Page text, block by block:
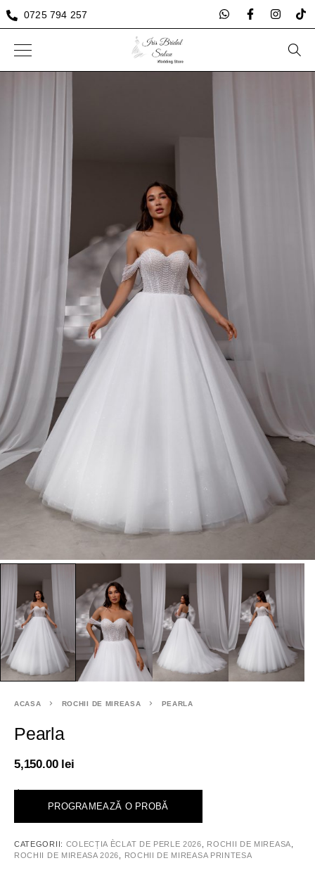
0725 794 257
ACASA ROCHII DE MIREASA PEARLA
Pearla
5,150.00 lei
<
PROGRAMEAZĂ O PROBĂ
CATEGORII: COLECȚIA ÈCLAT DE PERLE 2026 ROCHII DE MIREASA
ROCHII DE MIREASA 2026
ROCHII DE MIREASA PRINTESA